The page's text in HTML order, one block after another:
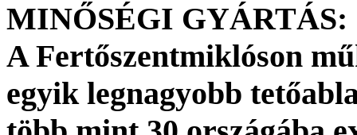
MINŐSÉGI GYÁRTÁS:
A Fertőszentmiklóson
egyik legnagyobb